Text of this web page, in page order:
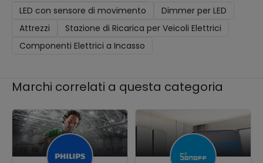
LED con sensore di movimento
Dimmer per LED
Attrezzi
Stazione di Ricarica per Veicoli Elettrici
Componenti Elettrici a Incasso
Marchi correlati a questa categoria